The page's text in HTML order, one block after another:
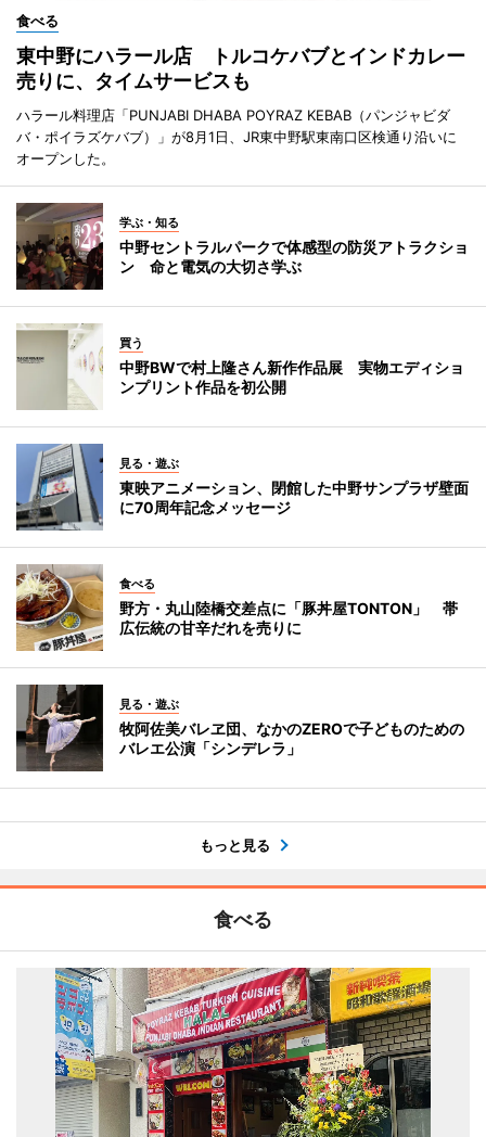
食べる
東中野にハラール店 トルコケバブとインドカレー
売りに、タイムサービスも
ハラール料理店「PUNJABI DHABA POYRAZ KEBAB（パンジャビダ
バ・ポイラズケバブ）」が8月1日、JR東中野駅東南口区検通り沿いに
オープンした。
学ぶ・知る
中野セントラルパークで体感型の防災アトラクショ
ン 命と電気の大切さ学ぶ
買う
中野BWで村上隆さん新作作品展 実物エディショ
ンプリント作品を初公開
見る・遊ぶ
東映アニメーション、閉館した中野サンプラザ壁面
に70周年記念メッセージ
食べる
野方・丸山陸橋交差点に「豚丼屋TONTON」 帯
広伝統の甘辛だれを売りに
見る・遊ぶ
牧阿佐美バレヱ団、なかのZEROで子どものための
バレエ公演「シンデレラ」
もっと見る
食べる